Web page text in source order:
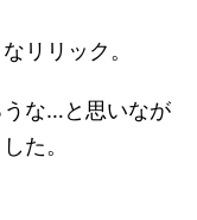
リリック。
うな…と思いなが
た。